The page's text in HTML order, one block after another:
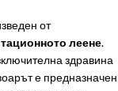
от
леене.
здравина
е предназначен